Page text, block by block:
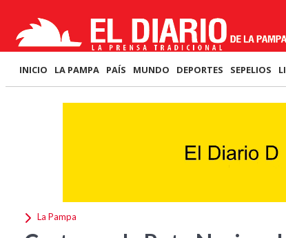
INICIO LA PAMPA PAÍS MUNDO DEPORTES SEPELIOS
La Pampa